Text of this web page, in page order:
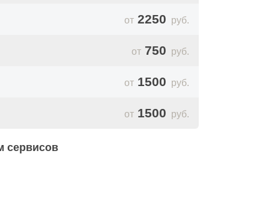
и коленвала.
цепи ГРМ, успокоитель и цепь.
2250 руб.
750 руб.
1500 руб.
1500 руб.
сервисов